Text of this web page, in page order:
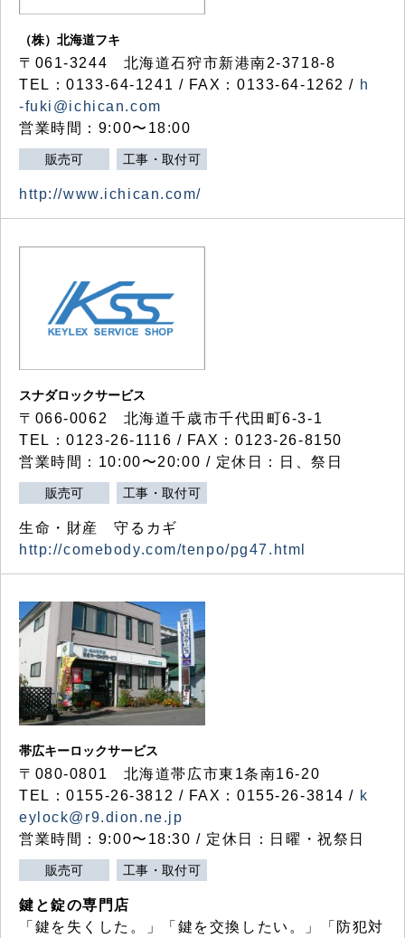
（株）北海道フキ
〒061-3244 北海道石狩市新港南2-3718-8
TEL：0133-64-1241 / FAX：0133-64-1262 / h
-fuki@ichican.com
営業時間：9:00〜18:00
販売可 工事・取付可
http://www.ichican.com/
スナダロックサービス
〒066-0062 北海道千歳市千代田町6-3-1
TEL：0123-26-1116 / FAX：0123-26-8150
営業時間：10:00〜20:00 / 定休日：日、祭日
販売可 工事・取付可
生命・財産 守るカギ
http://comebody.com/tenpo/pg47.html
帯広キーロックサービス
〒080-0801 北海道帯広市東1条南16-20
TEL：0155-26-3812 / FAX：0155-26-3814 / k
eylock@r9.dion.ne.jp
営業時間：9:00〜18:30 / 定休日：日曜・祝祭日
販売可 工事・取付可
鍵と錠の専門店
「鍵を失くした。」「鍵を交換したい。」「防犯対